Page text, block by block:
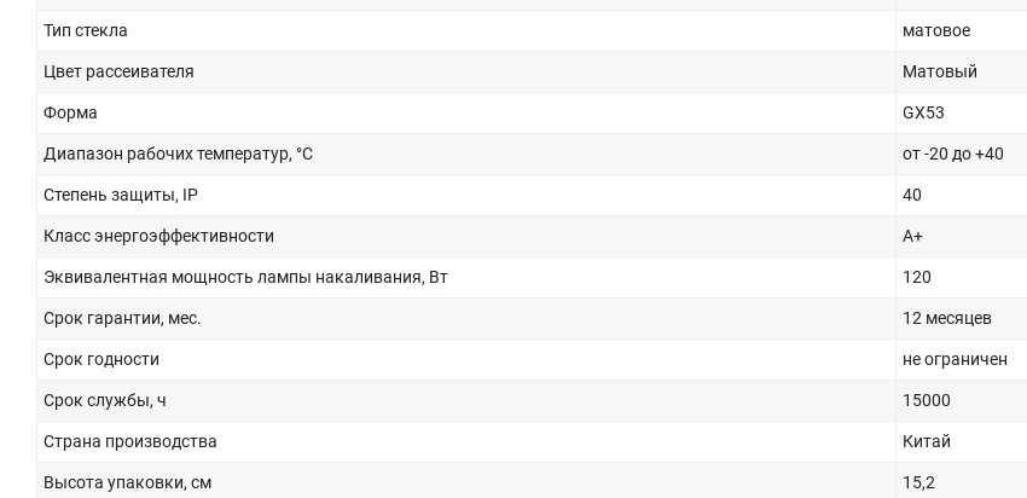
Тип стекла матовое
Цвет рассеивателя Матовый
Форма GX53
Диапазон рабочих температур, °С от -20 до +40
Степень защиты, IP 40
Класс энергоэффективности A+
Эквивалентная мощность лампы накаливания, Вт 120
Срок гарантии, мес. 12 месяцев
Срок годности не ограничен
Срок службы, ч 15000
Страна производства Китай
Высота упаковки, см 15,2